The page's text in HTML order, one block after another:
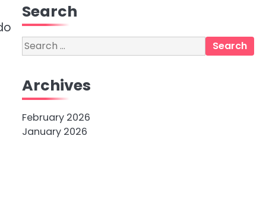
Search
Search
for:
Archives
February 2026
January 2026